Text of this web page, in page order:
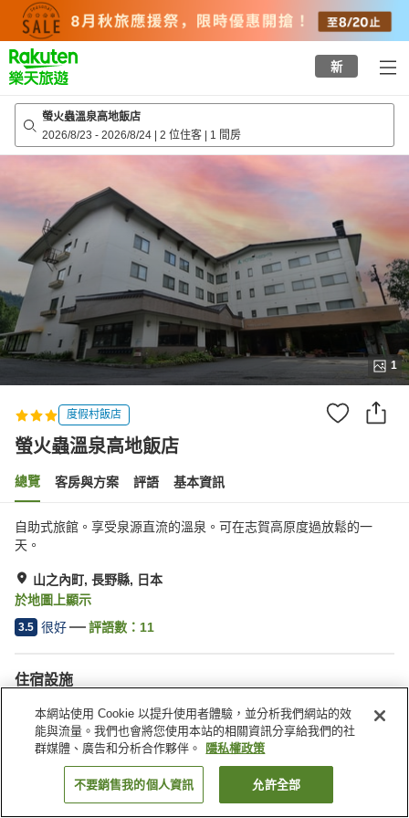
top
page
新
螢火蟲溫泉高地飯店
2026/8/23 - 2026/8/24 | 2 位住客 | 1 間房
1
度假村飯店
螢火蟲溫泉高地飯店
總覽 客房與方案 評語 基本資訊
自助式旅館。享受泉源直流的溫泉。可在志賀高原度過放鬆的一
天。
山之內町, 長野縣, 日本
於地圖上顯示
3.5 很好 評語數： 11
住宿設施
停車場
餐廳
自動販賣機
商店
找客房
本網站使用 Cookie 以提升使用者體驗，並分析我們網站的效
能與流量。我們也會將您使用本站的相關資訊分享給我們的社
群媒體、廣告和分析合作夥伴。
隱私權政策
不要銷售我的個人資訊 允許全部